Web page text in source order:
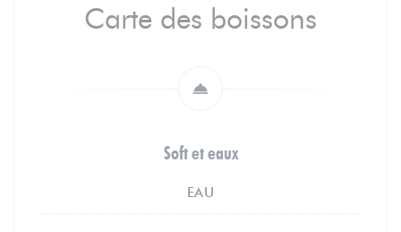
Carte des boissons
Soft et eaux
EAU